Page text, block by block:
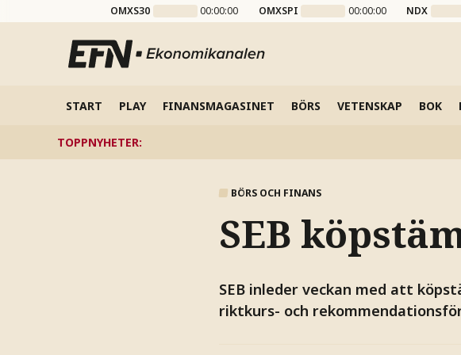
OMXS30 00:00:00 OMXSPI 00:00:00 NDX
START PLAY FINANSMAGASINET BÖRS VETENSKAP BOK
TOPPNYHETER:
BÖRS OCH FINANS
SEB
SEB inleder veckan med att
riktkurs- och